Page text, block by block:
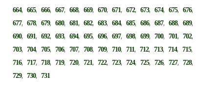
664,665,666,667,668,669,670,671,672,673,674,675,676,
677,678,679,680,681,682,683,684,685,686,687,688,689,
690,691,692,693,694,695,696,697,698,699,700,701,702,
703,704,705,706,707,708,709,710,711,712,713,714,715,
716,717,718,719,720,721,722,723,724,725,726,727,728,
729,730,731